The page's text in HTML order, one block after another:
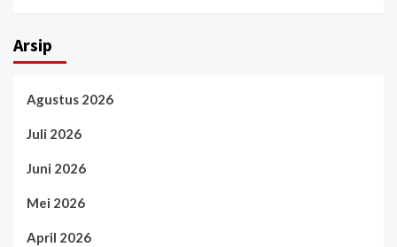
Arsip
Agustus 2026
Juli 2026
Juni 2026
Mei 2026
April 2026